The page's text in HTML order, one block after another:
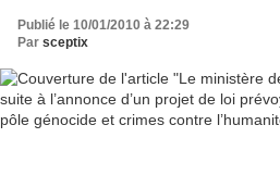
l’humanité au TGI de Paris,
Publié le 10/01/2010 à 22:29
Par sceptix